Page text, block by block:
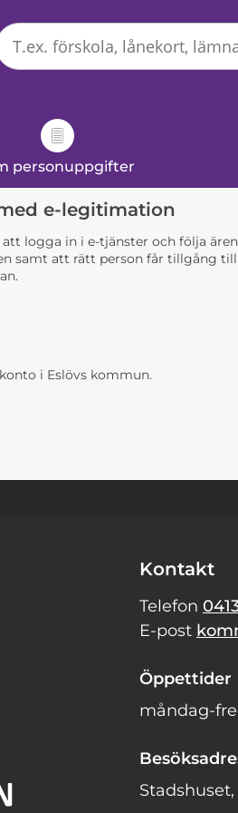
personuppgifter
e-legitimation
logga in i e-tjänster och följa
samt att rätt person får tillgång
i Eslövs kommun.
Kontakt
Telefon
E-post
Öppettider
måndag-